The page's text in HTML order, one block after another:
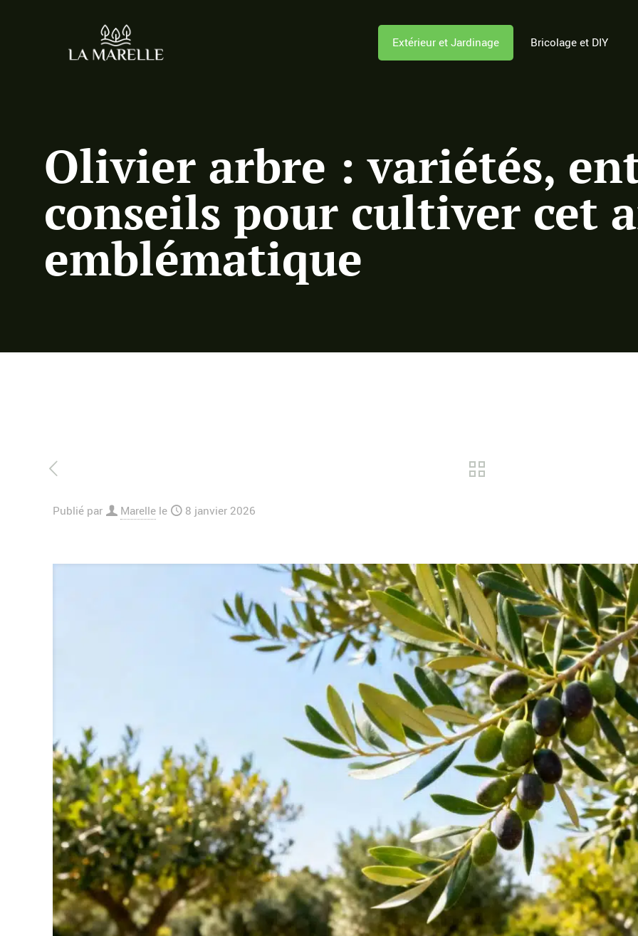
Extérieur et Jardinage Bricolage et DIY
Olivier arbre : variétés,
conseils pour cultiver cet
emblématique
Publié par Marelle le 8 janvier 2026